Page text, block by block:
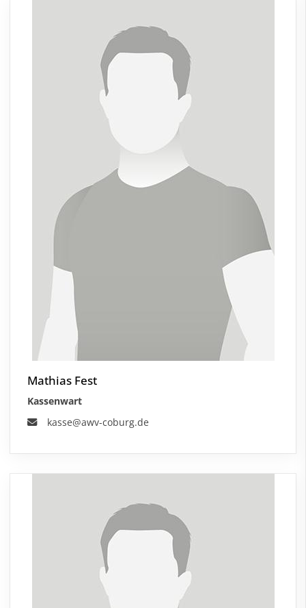
Mathias Fest
Kassenwart
kasse@awv-coburg.de